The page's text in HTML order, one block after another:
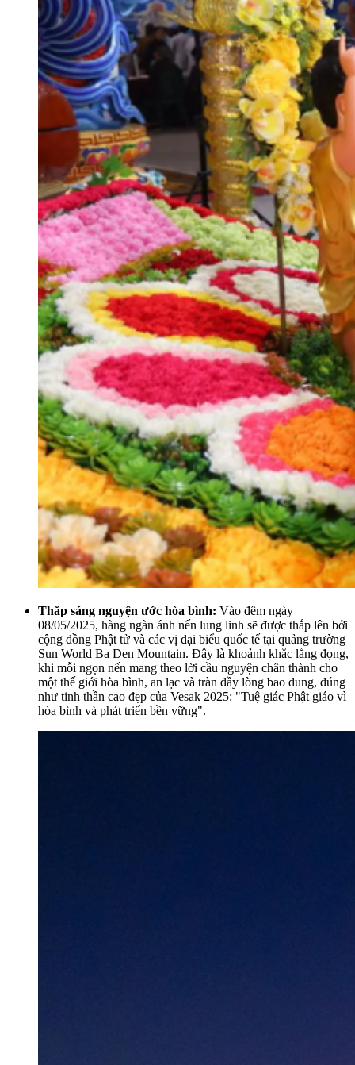
Thắp sáng nguyện ước hòa bình: Vào đêm ngày
08/05/2025, hàng ngàn ánh nến lung linh sẽ được thắp lên bởi
cộng đồng Phật tử và các vị đại biểu quốc tế tại quảng trường
Sun World Ba Den Mountain. Đây là khoảnh khắc lắng đọng,
khi mỗi ngọn nến mang theo lời cầu nguyện chân thành cho
một thế giới hòa bình, an lạc và tràn đầy lòng bao dung, đúng
như tinh thần cao đẹp của Vesak 2025: "Tuệ giác Phật giáo vì
hòa bình và phát triển bền vững".